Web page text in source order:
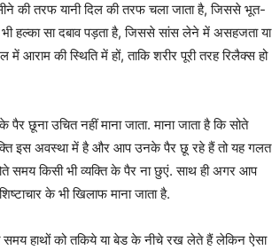
की तरफ यानी दिल की तरफ चला जाता है, जिससे भूत-
सा दबाव पड़ता है, जिससे सांस लेने में असहजता या
आराम की स्थिति में हों, ताकि शरीर पूरी तरह रिलैक्स हो
छूना उचित नहीं माना जाता. माना जाता है कि सोते
इस अवस्था में है और आप उनके पैर छू रहे हैं तो यह गलत
समय किसी भी व्यक्ति के पैर ना छुएं. साथ ही अगर आप
के भी खिलाफ माना जाता है.
हाथों को तकिये या बेड के नीचे रख लेते हैं लेकिन ऐसा